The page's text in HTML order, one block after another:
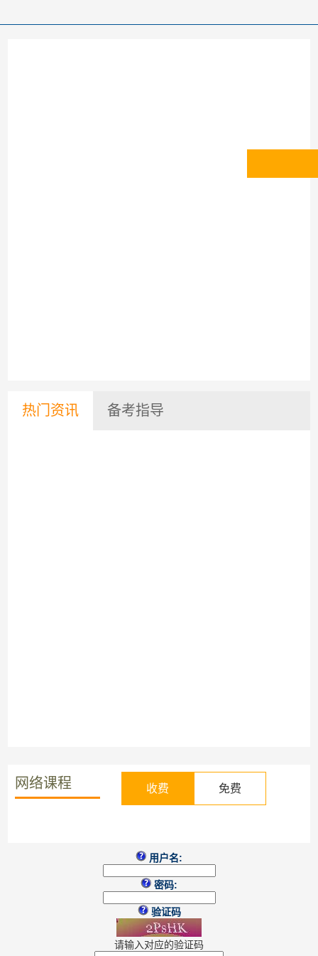
热门资讯 备考指导
网络课程 收费 免费
用户名:
密码:
验证码
请输入对应的验证码